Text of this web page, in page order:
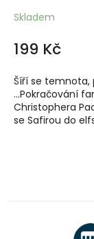
Skladem
199 Kč
Šíří se temnota,
...Pokračování
Christophera
se Safirou do